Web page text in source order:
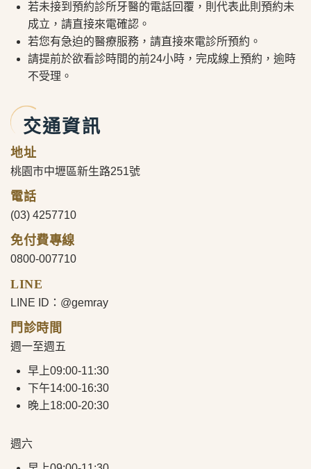
若未接到預約診所牙醫的電話回覆，則代表此則預約未
成立，請直接來電確認。
若您有急迫的醫療服務，請直接來電診所預約。
請提前於欲看診時間的前24小時，完成線上預約，逾時
不受理。
交通資訊
地址
桃園市中壢區新生路251號
電話
(03) 4257710
免付費專線
0800-007710
LINE
LINE ID：@gemray
門診時間
週一至週五
早上09:00-11:30
下午14:00-16:30
晚上18:00-20:30
週六